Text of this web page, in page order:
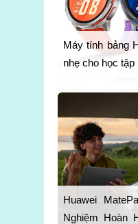
Máy tính bảng
nhẹ cho học tập
Huawei
Nghiệm Hoàn